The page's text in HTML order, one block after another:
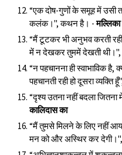
“एक दोष-गुणों के समूह में उसी
कलंक।", कथन है। -मल्लिका
“मैं टूटकर भी अनुभव करती
में न देखकर तुममें देखती
“न पहचानना ही स्वाभाविक है,
पहचानती रही हो दूसरा
“दृश्य उतना नहीं बदला
कालिदास का
“मैं तुमसे मिलने के लिए नहीं
मन को और अस्थिर कर